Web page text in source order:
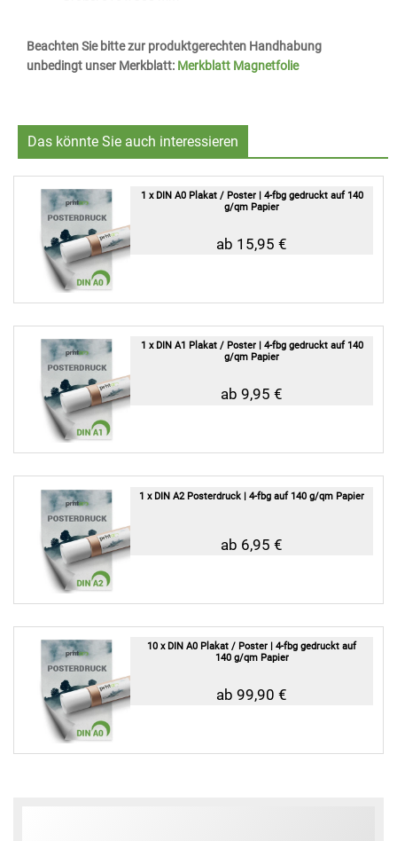
Beachten Sie bitte zur produktgerechten Handhabung
unbedingt unser Merkblatt: Merkblatt Magnetfolie
Das könnte Sie auch interessieren
1 x DIN A0 Plakat / Poster | 4-fbg gedruckt auf 140
g/qm Papier
ab 15,95 €
1 x DIN A1 Plakat / Poster | 4-fbg gedruckt auf 140
g/qm Papier
ab 9,95 €
1 x DIN A2 Posterdruck | 4-fbg auf 140 g/qm Papier
ab 6,95 €
10 x DIN A0 Plakat / Poster | 4-fbg gedruckt auf
140 g/qm Papier
ab 99,90 €